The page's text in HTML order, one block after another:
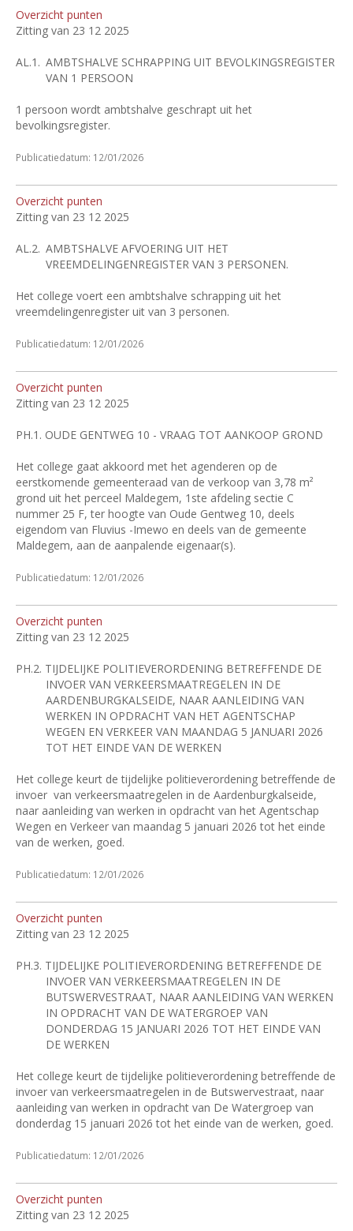
Overzicht punten
Zitting van 23 12 2025
AL.1. AMBTSHALVE SCHRAPPING UIT BEVOLKINGSREGISTER
VAN 1 PERSOON
1 persoon wordt ambtshalve geschrapt uit het
bevolkingsregister.
Publicatiedatum: 12/01/2026
Overzicht punten
Zitting van 23 12 2025
AL.2. AMBTSHALVE AFVOERING UIT HET
VREEMDELINGENREGISTER VAN 3 PERSONEN.
Het college voert een ambtshalve schrapping uit het
vreemdelingenregister uit van 3 personen.
Publicatiedatum: 12/01/2026
Overzicht punten
Zitting van 23 12 2025
PH.1. OUDE GENTWEG 10 - VRAAG TOT AANKOOP GROND
Het college gaat akkoord met het agenderen op de
eerstkomende gemeenteraad van de verkoop van 3,78 m²
grond uit het perceel Maldegem, 1ste afdeling sectie C
nummer 25 F, ter hoogte van Oude Gentweg 10, deels
eigendom van Fluvius -Imewo en deels van de gemeente
Maldegem, aan de aanpalende eigenaar(s).
Publicatiedatum: 12/01/2026
Overzicht punten
Zitting van 23 12 2025
PH.2. TIJDELIJKE POLITIEVERORDENING BETREFFENDE DE
INVOER VAN VERKEERSMAATREGELEN IN DE
AARDENBURGKALSEIDE, NAAR AANLEIDING VAN
WERKEN IN OPDRACHT VAN HET AGENTSCHAP
WEGEN EN VERKEER VAN MAANDAG 5 JANUARI 2026
TOT HET EINDE VAN DE WERKEN
Het college keurt de tijdelijke politieverordening betreffende de
invoer van verkeersmaatregelen in de Aardenburgkalseide,
naar aanleiding van werken in opdracht van het Agentschap
Wegen en Verkeer van maandag 5 januari 2026 tot het einde
van de werken, goed.
Publicatiedatum: 12/01/2026
Overzicht punten
Zitting van 23 12 2025
PH.3. TIJDELIJKE POLITIEVERORDENING BETREFFENDE DE
INVOER VAN VERKEERSMAATREGELEN IN DE
BUTSWERVESTRAAT, NAAR AANLEIDING VAN WERKEN
IN OPDRACHT VAN DE WATERGROEP VAN
DONDERDAG 15 JANUARI 2026 TOT HET EINDE VAN
DE WERKEN
Het college keurt de tijdelijke politieverordening betreffende de
invoer van verkeersmaatregelen in de Butswervestraat, naar
aanleiding van werken in opdracht van De Watergroep van
donderdag 15 januari 2026 tot het einde van de werken, goed.
Publicatiedatum: 12/01/2026
Overzicht punten
Zitting van 23 12 2025